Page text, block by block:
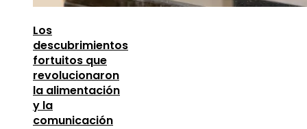
Los
descubrimientos
fortuitos que
revolucionaron
la alimentación
y la
comunicación